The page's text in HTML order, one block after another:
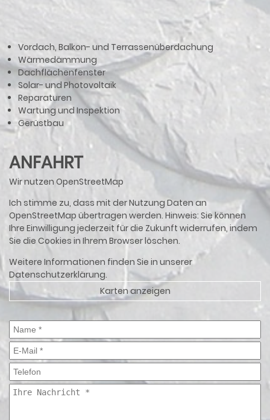
Vordach, Balkon- und Terrassenüberdachung
Wärmedämmung
Dachflächenfenster
Solar- und Photovoltaik
Reparaturen
Wartung und Inspektion
Gerüstbau
ANFAHRT
Wir nutzen OpenStreetMap
Ich stimme zu, dass mit der Nutzung Daten an
OpenStreetMap übertragen werden. Hinweis: Sie können
Ihre Einwilligung jederzeit für die Zukunft widerrufen, indem
Sie die Cookies in Ihrem Browser löschen.
Weitere Informationen finden Sie in unserer
Datenschutzerklärung.
Karten anzeigen